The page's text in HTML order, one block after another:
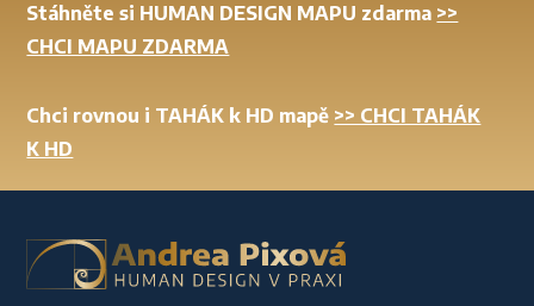
Stáhněte si HUMAN DESIGN MAPU zdarma >>
CHCI MAPU ZDARMA
Chci rovnou i TAHÁK k HD mapě >> CHCI TAHÁK
K HD